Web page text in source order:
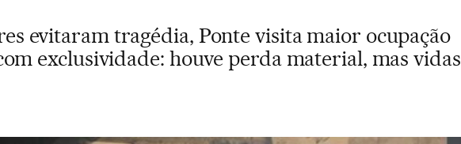
evitaram tragédia, Ponte visita maior ocupação
exclusividade: houve perda material, mas vidas